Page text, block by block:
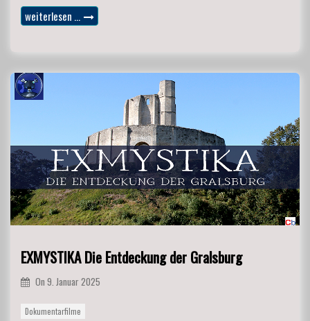
weiterlesen …
EXMYSTIKA Die Entdeckung der Gralsburg
On 9. Januar 2025
Dokumentarfilme